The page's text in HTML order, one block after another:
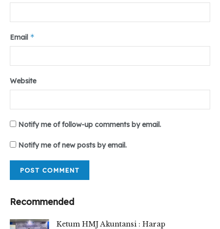
Email *
Website
Notify me of follow-up comments by email.
Notify me of new posts by email.
Recommended
Ketum HMJ Akuntansi : Harap